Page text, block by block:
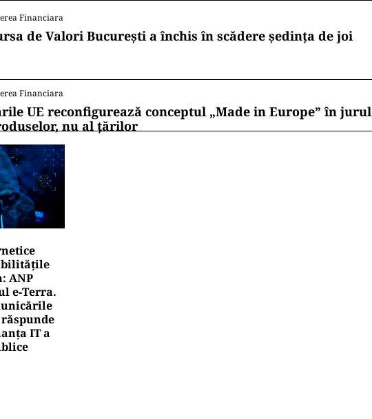
Financiara
de Valori București a închis în scădere ședința de joi
Financiara
UE reconfigurează conceptul „Made in Europe” în jurul
nu al țărilor
ANP
e‑Terra.
IT a